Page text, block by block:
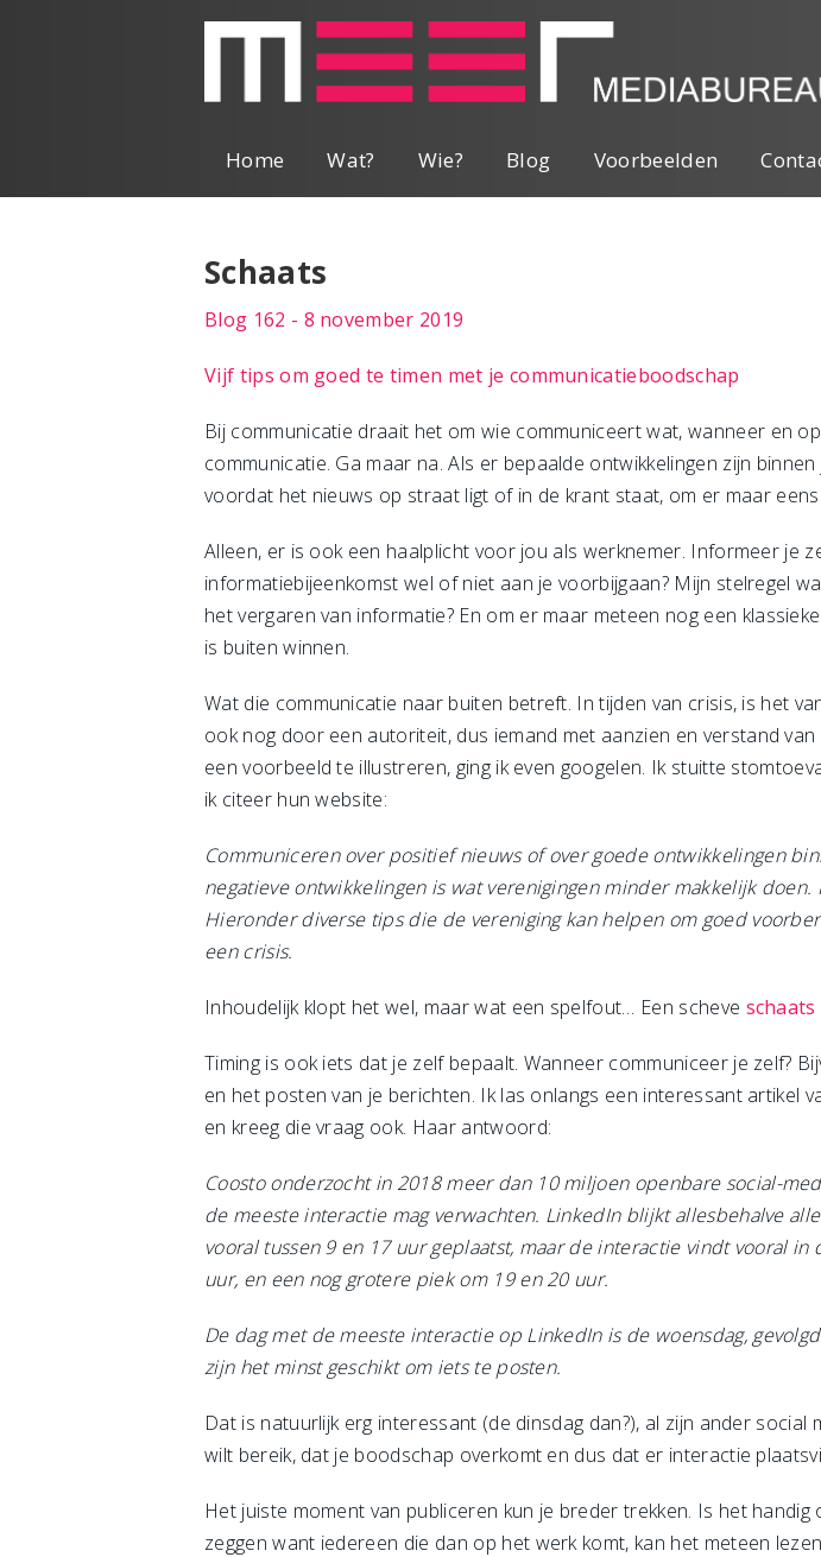
Home Wat? Wie? Blog Voorbeelden
Schaats
Blog 162 - 8 november 2019
Vijf tips om goed te timen met je communicatieboodschap
Bij communicatie draait het om wie communiceert wat, wanneer en
communicatie. Ga maar na. Als er bepaalde ontwikkelingen zijn
voordat het nieuws op straat ligt of in de krant staat, om er maar
Alleen, er is ook een haalplicht voor jou als werknemer. Informeer je
informatiebijeenkomst wel of niet aan je voorbijgaan? Mijn stelregel
het vergaren van informatie? En om er maar meteen nog een
is buiten winnen.
Wat die communicatie naar buiten betreft. In tijden van crisis, is het
ook nog door een autoriteit, dus iemand met aanzien en verstand
een voorbeeld te illustreren, ging ik even googelen. Ik stuitte
ik citeer hun website:
Communiceren over positief nieuws of over goede ontwikkelingen
negatieve ontwikkelingen is wat verenigingen minder makkelijk
Hieronder diverse tips die de vereniging kan helpen om goed
een crisis.
Inhoudelijk klopt het wel, maar wat een spelfout… Een scheve schaats
Timing is ook iets dat je zelf bepaalt. Wanneer communiceer je zelf?
en het posten van je berichten. Ik las onlangs een interessant artikel
en kreeg die vraag ook. Haar antwoord:
Coosto onderzocht in 2018 meer dan 10 miljoen openbare social-
de meeste interactie mag verwachten. LinkedIn blijkt allesbehalve
vooral tussen 9 en 17 uur geplaatst, maar de interactie vindt vooral
uur, en een nog grotere piek om 19 en 20 uur.
De dag met de meeste interactie op LinkedIn is de woensdag,
zijn het minst geschikt om iets te posten.
Dat is natuurlijk erg interessant (de dinsdag dan?), al zijn ander
wilt bereik, dat je boodschap overkomt en dus dat er interactie
Het juiste moment van publiceren kun je breder trekken. Is het
zeggen want iedereen die dan op het werk komt, kan het meteen